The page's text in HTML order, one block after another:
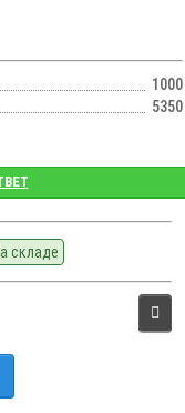
1000
5350
складе